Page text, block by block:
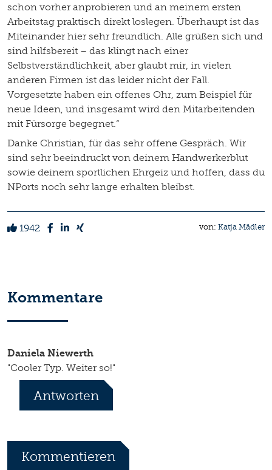
schon vorher anprobieren und an meinem ersten
Arbeitstag praktisch direkt loslegen. Überhaupt ist das
Miteinander hier sehr freundlich. Alle grüßen sich und
sind hilfsbereit – das klingt nach einer
Selbstverständlichkeit, aber glaubt mir, in vielen
anderen Firmen ist das leider nicht der Fall.
Vorgesetzte haben ein offenes Ohr, zum Beispiel für
neue Ideen, und insgesamt wird den Mitarbeitenden
mit Fürsorge begegnet.“
Danke Christian, für das sehr offene Gespräch. Wir
sind sehr beeindruckt von deinem Handwerkerblut
sowie deinem sportlichen Ehrgeiz und hoffen, dass du
NPorts noch sehr lange erhalten bleibst.
1942 von: Katja Mädler
Kommentare
Daniela Niewerth
"Cooler Typ. Weiter so!"
Antworten
Ihr Kommentar
Kommentieren